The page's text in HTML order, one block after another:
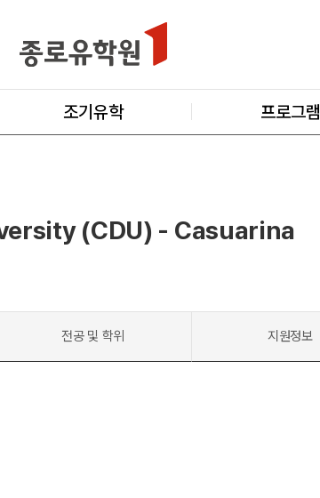
조기유학 프로그램
(CDU) - Casuarina
전공 및 학위 지원정보